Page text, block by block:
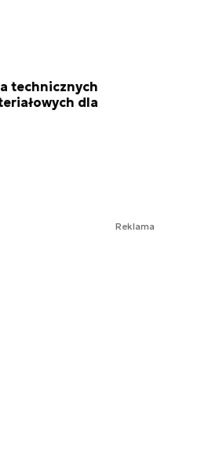
technicznych
dla
Reklama